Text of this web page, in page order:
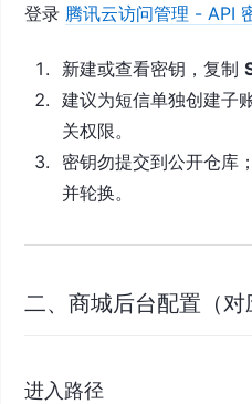
登录 腾讯云访问管理 - API
新建或查看密钥，复制
建议为短信单独创建子
关权限。
密钥勿提交到公开仓库
并轮换。
二、商城后台配置（对
进入路径